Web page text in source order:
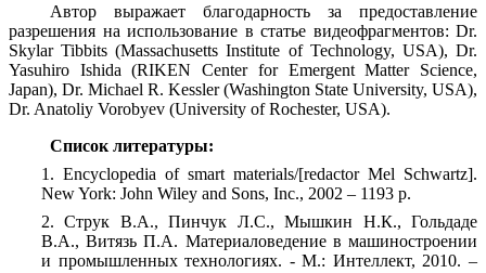
Автор выражает благодарность за предоставление
разрешения на использование в статье видеофрагментов: Dr.
Skylar Tibbits (Massachusetts Institute of Technology, USA), Dr.
Yasuhiro Ishida (RIKEN Center for Emergent Matter Science,
Japan), Dr. Michael R. Kessler (Washington State University, USA),
Dr. Anatoliy Vorobyev (University of Rochester, USA).
Список литературы:
1. Encyсlopedia of smart materials/[redactor Mel Schwartz].
New York: John Wiley and Sons, Inc., 2002 – 1193 p.
2. Струк В.А., Пинчук Л.С., Мышкин Н.К., Гольдаде
В.А., Витязь П.А. Материаловедение в машиностроении
и промышленных технологиях. -М.: Интеллект, 2010. –